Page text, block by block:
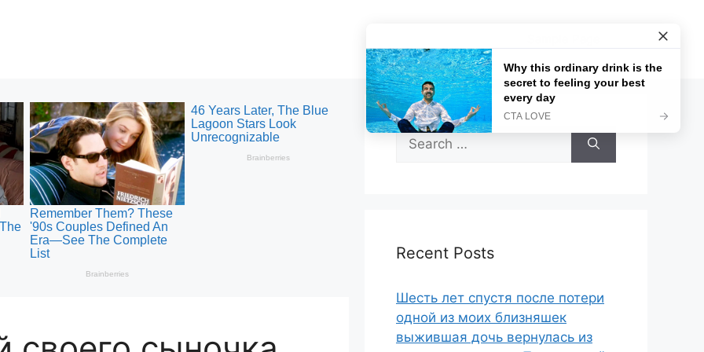
Search
for:
Recent Posts
Шесть лет спустя после потери
одной из моих близняшек
выжившая дочь вернулась из